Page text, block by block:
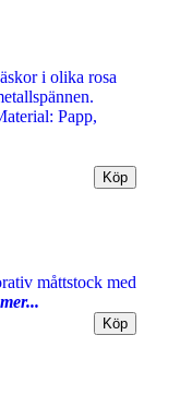
i olika rosa
Papp,
måttstock med